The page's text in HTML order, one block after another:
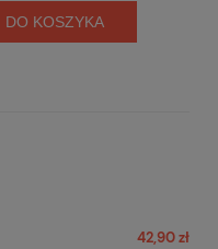
DO KOSZYKA
42,90 zł